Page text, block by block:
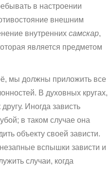
в настроении
внешним
внутренних самскар,
является предметом
мы должны приложить все
В духовных кругах,
Иногда зависть
в таком случае она
объекту своей зависти.
вспышки зависти и
случаи, когда